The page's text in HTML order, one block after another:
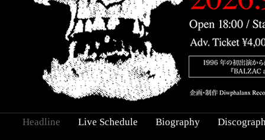
Headline Live Schedule Biography